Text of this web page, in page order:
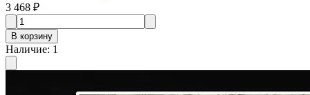
3 468 ₽
В корзину
Наличие: 1